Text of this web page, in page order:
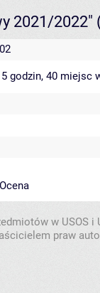
2021/2022"
godzin, 40 miejsc
w USOS
praw